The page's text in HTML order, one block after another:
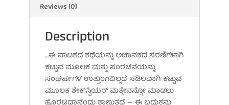
Reviews (0)
Description
…ಈ ನಾಟಕದ ಕಥೆಯನ್ನು ಅಚಾನಕದ ಸರಣಿಗಳಾಗಿ
ಕಟ್ಟುವ ಮೂಲಕ ಮತ್ತು ಸಂರಚನೆಯನ್ನು
ಸಂಘರ್ಷಗಳ ಉತ್ತುಂಗವಿಲ್ಲದೆ ಸಡಿಲವಾಗಿ ಕಟ್ಟುವ
ಮೂಲಕ ಶೇಕ್‌ಸ್ಪಿಯರ್ ಮತ್ತೇನನ್ನೋ ಮಾಡಲು